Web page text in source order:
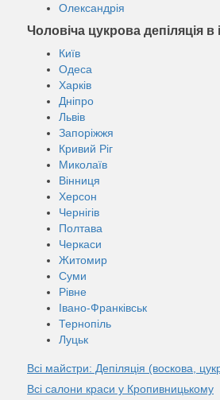
Олександрія
Чоловіча цукрова депіляція в
Київ
Одеса
Харків
Дніпро
Львів
Запоріжжя
Кривий Ріг
Миколаїв
Вінниця
Херсон
Чернігів
Полтава
Черкаси
Житомир
Суми
Рівне
Івано-Франківськ
Тернопіль
Луцьк
Всі майстри: Депіляція (воскова,
Всі салони краси у Кропивницькому